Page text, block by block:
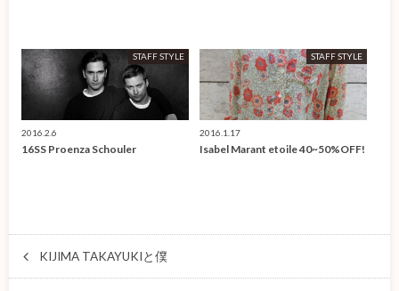
STAFF STYLE
2016.2.6
16SS Proenza Schouler
STAFF STYLE
2016.1.17
Isabel Marant etoile 40~50%OFF!
KIJIMA TAKAYUKIと僕